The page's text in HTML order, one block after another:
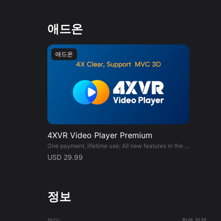
딩을 지원합니다. - 비디오 유형(평면, 180°, 360°), 입체 모드(2D, FSBS 3D, HSBS 3D, FOU 3D, HOU 3D)를 지능적이고 정확하게
인식합니다. - 5.1, 7.1 공간 오디오 및 앰비소닉 오디오를 지원합니다. - 부드럽고 강력한 UI. - 몰입적이고 현실적인 극장. 모든 문제
또는 제안을 보려면 Discord에 가입하십시오https://
애드온
애드온
4XVR Video Player Premium
One payment, lifetime use; All new features in the future will no longer be charged.
USD 29.99
정보